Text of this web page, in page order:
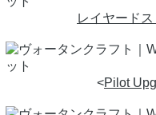
レイヤード
<Pilot